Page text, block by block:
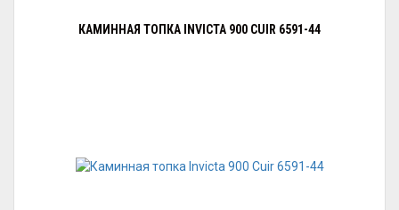
КАМИННАЯ ТОПКА INVICTA 900 CUIR 6591-44